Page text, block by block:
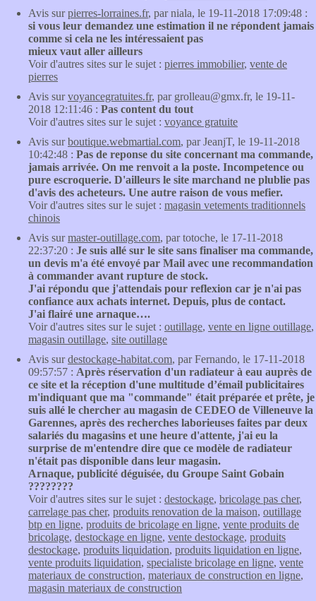
Avis surpierres-lorraines.fr, par niala, le 19-11-2018 17:09:48 :
si vous leur demandez une estimation il ne répondent jamais
comme si cela ne les intéressaient pas
mieux vaut aller ailleurs
Voir d'autres sites sur le sujet : pierres immobilier, vente de
pierres
Avis survoyancegratuites.fr, par grolleau@gmx.fr, le 19-11-
2018 12:11:46 : Pas content du tout
Voir d'autres sites sur le sujet : voyance gratuite
Avis surboutique.webmartial.com, par JeanjT, le 19-11-2018
10:42:48 : Pas de reponse du site concernant ma commande,
jamais arrivée. On me renvoit a la poste. Incompetence ou
pure escroquerie. D'ailleurs le site marchand ne plublie pas
d'avis des acheteurs. Une autre raison de vous mefier.
Voir d'autres sites sur le sujet : magasin vetements traditionnels
chinois
Avis surmaster-outillage.com, par totoche, le 17-11-2018
22:37:20 : Je suis allé sur le site sans finaliser ma commande,
un devis m'a été envoyé par Mail avec une recommandation
à commander avant rupture de stock.
J'ai répondu que j'attendais pour reflexion car je n'ai pas
confiance aux achats internet. Depuis, plus de contact.
J'ai flairé une arnaque….
Voir d'autres sites sur le sujet : outillage, vente en ligne outillage,
magasin outillage, site outillage
Avis surdestockage-habitat.com, par Fernando, le 17-11-2018
09:57:57 : Après réservation d'un radiateur à eau auprès de
ce site et la réception d'une multitude d’émail publicitaires
m'indiquant que ma "commande" était préparée et prête, je
suis allé le chercher au magasin de CEDEO de Villeneuve la
Garennes, après des recherches laborieuses faites par deux
salariés du magasins et une heure d'attente, j'ai eu la
surprise de m'entendre dire que ce modèle de radiateur
n'était pas disponible dans leur magasin.
Arnaque, publicité déguisée, du Groupe Saint Gobain
????????
Voir d'autres sites sur le sujet : destockage, bricolage pas cher,
carrelage pas cher, produits renovation de la maison, outillage
btp en ligne, produits de bricolage en ligne, vente produits de
bricolage, destockage en ligne, vente destockage, produits
destockage, produits liquidation, produits liquidation en ligne,
vente produits liquidation, specialiste bricolage en ligne, vente
materiaux de construction, materiaux de construction en ligne,
magasin materiaux de construction